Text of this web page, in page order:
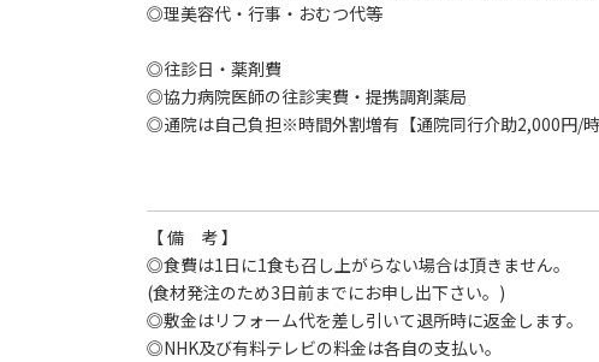
◎理美容代・行事・おむつ代等
◎往診日・薬剤費
◎協力病院医師の往診実費・提携調剤薬局
◎通院は自己負担※時間外割増有【通院同行介助2,000円/時
【 備 考 】
◎食費は1日に1食も召し上がらない場合は頂きません。
(食材発注のため3日前までにお申し出下さい。)
◎敷金はリフォーム代を差し引いて退所時に返金します。
◎NHK及び有料テレビの料金は各自の支払い。